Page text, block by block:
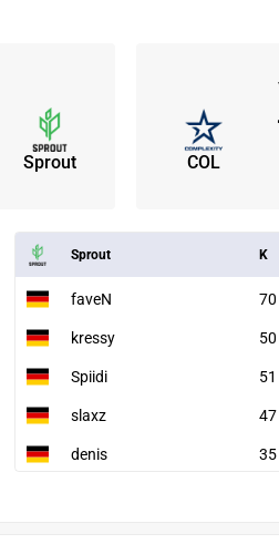
Sprout COL
Sprout K
faveN 70
kressy 50
Spiidi 51
slaxz 47
denis 35